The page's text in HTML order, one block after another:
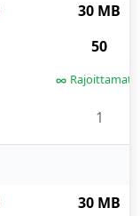
30 MB
50
1
30 MB